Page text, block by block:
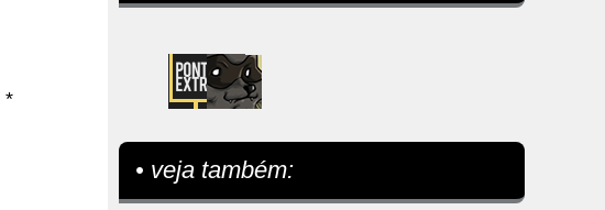
*
• veja também: